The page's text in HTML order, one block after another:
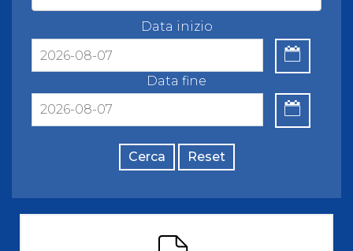
Data inizio
Data fine
Cerca Reset